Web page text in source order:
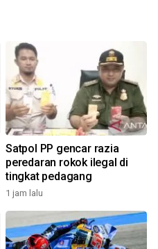
Satpol PP gencar razia
peredaran rokok ilegal di
tingkat pedagang
1 jam lalu